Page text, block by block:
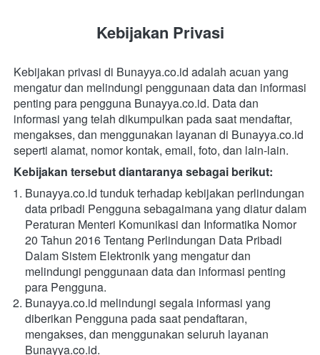
Kebijakan Privasi
Kebijakan privasi di Bunayya.co.id adalah acuan yang
mengatur dan melindungi penggunaan data dan informasi
penting para pengguna Bunayya.co.id. Data dan
informasi yang telah dikumpulkan pada saat mendaftar,
mengakses, dan menggunakan layanan di Bunayya.co.id
seperti alamat, nomor kontak, email, foto, dan lain-lain.
Kebijakan tersebut diantaranya sebagai berikut:
Bunayya.co.id tunduk terhadap kebijakan perlindungan
data pribadi Pengguna sebagaimana yang diatur dalam
Peraturan Menteri Komunikasi dan Informatika Nomor
20 Tahun 2016 Tentang Perlindungan Data Pribadi
Dalam Sistem Elektronik yang mengatur dan
melindungi penggunaan data dan informasi penting
para Pengguna.
Bunayya.co.id melindungi segala informasi yang
diberikan Pengguna pada saat pendaftaran,
mengakses, dan menggunakan seluruh layanan
Bunayya.co.id.